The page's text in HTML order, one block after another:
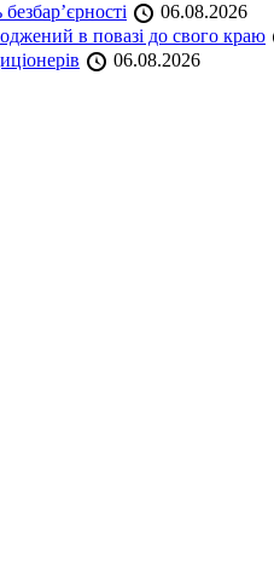
06.08.2026
в повазі до свого краю
06.08.2026